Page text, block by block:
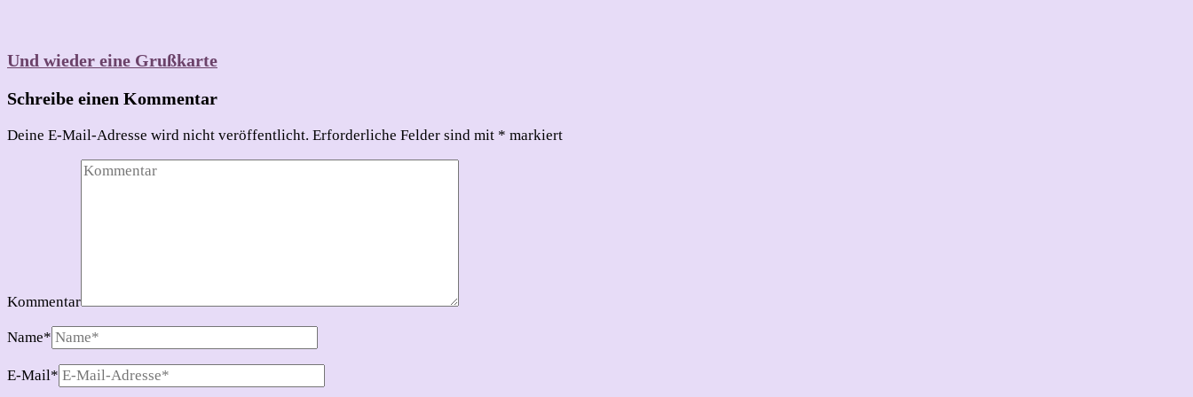
Und wieder eine Grußkarte
Schreibe einen Kommentar
Deine E-Mail-Adresse wird nicht veröffentlicht. Erforderliche Felder sind mit * markiert
Kommentar
Name*
E-Mail*